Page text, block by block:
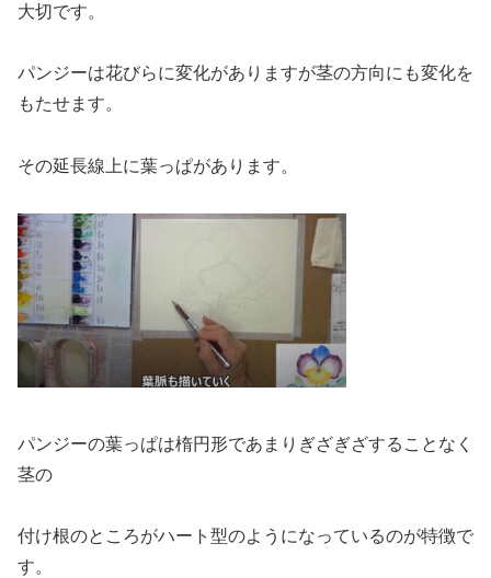
大切です。
パンジーは花びらに変化がありますが茎の方向にも変化を
もたせます。
その延長線上に葉っぱがあります。
パンジーの葉っぱは楕円形であまりぎざぎざすることなく
茎の
付け根のところがハート型のようになっているのが特徴で
す。